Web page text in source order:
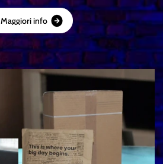
Maggioriinfo